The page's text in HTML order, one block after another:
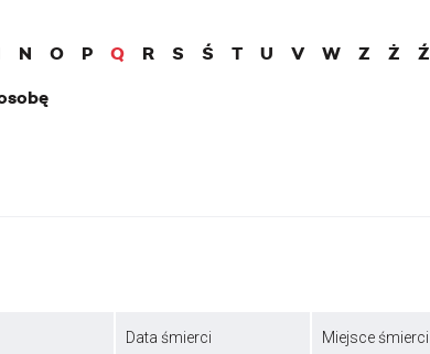
N O P Q R S Ś T U V W Z Ż
Ź
Data śmierci Miejsce śmierci